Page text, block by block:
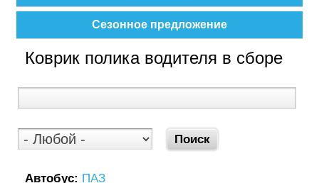
Сезонное предложение
Коврик полика водителя в сборе
Автобус: ПАЗ